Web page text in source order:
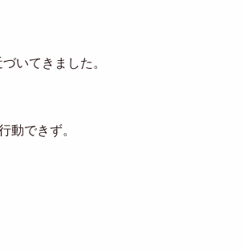
いてきました。
動できず。